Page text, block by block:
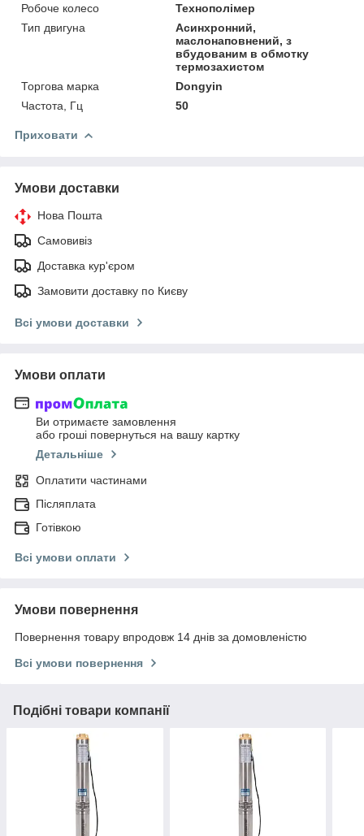
Робоче колесо
Технополімер
Тип двигуна
Асинхронний,
маслонаповнений, з
вбудованим в обмотку
термозахистом
Торгова марка
Dongyin
Частота, Гц
50
Приховати
Умови доставки
Нова Пошта
Самовивіз
Доставка кур'єром
Замовити доставку по Києву
Всі умови доставки
Умови оплати
Ви отримаєте замовлення
або гроші повернуться на вашу картку
Детальніше
Оплатити частинами
Післяплата
Готівкою
Всі умови оплати
Умови повернення
Повернення товару впродовж 14 днів за домовленістю
Всі умови повернення
Подібні товари компанії